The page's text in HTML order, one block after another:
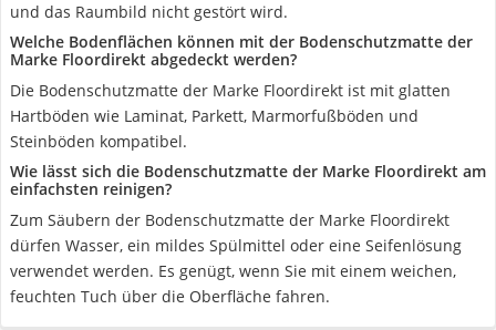
und das Raumbild nicht gestört wird.
Welche Bodenflächen können mit der Bodenschutzmatte der
Marke Floordirekt abgedeckt werden?
Die Bodenschutzmatte der Marke Floordirekt ist mit glatten
Hartböden wie Laminat, Parkett, Marmorfußböden und
Steinböden kompatibel.
Wie lässt sich die Bodenschutzmatte der Marke Floordirekt am
einfachsten reinigen?
Zum Säubern der Bodenschutzmatte der Marke Floordirekt
dürfen Wasser, ein mildes Spülmittel oder eine Seifenlösung
verwendet werden. Es genügt, wenn Sie mit einem weichen,
feuchten Tuch über die Oberfläche fahren.